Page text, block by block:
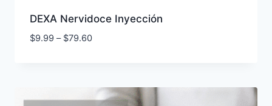
DEXA Nervidoce Inyección
$9.99 – $79.60Price
$79.60